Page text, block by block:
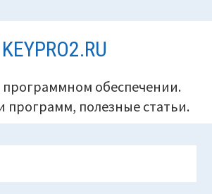
KEYPRO2.RU
программном обеспечении.
программ, полезные статьи.